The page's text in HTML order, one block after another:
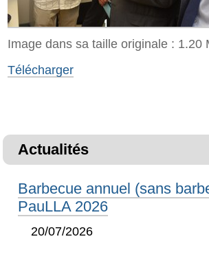
Image dans sa taille originale : 1.20
Télécharger
Actualités
Barbecue annuel (sans
PauLLA 2026
20/07/2026